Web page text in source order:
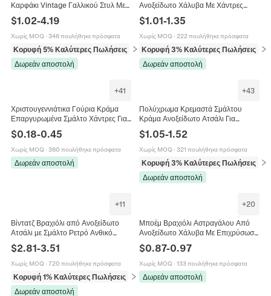
Καρφάκι Vintage Γαλλικού Στυλ Με
$1.02-4.19
Χωρίς MOQ · 346 πουλήθηκε πρόσφατα
Κορυφή 5% Καλύτερες Πωλήσεις
σε Σκουλαρίκια
Δωρεάν αποστολή
Ανοξείδωτο Χάλυβα Με Χάντρες
Κόσμημα Παραλίας Για Γυναίκες
$1.01-1.35
Χωρίς MOQ · 222 πουλήθηκε πρόσφατα
Κορυφή 3% Καλύτερες Πωλήσεις
Δωρεάν αποστολή
+41
Χριστουγεννιάτικα Γούρια Κράμα
Επαργυρωμένα Σμάλτο Χάντρες Για
DIY Βραχιόλι Κοσμήματα Άγιος
Βασίλης Χιονάνθρωπος Τάρανδος
Νιφάδα
$0.18-0.45
Χωρίς MOQ · 360 πουλήθηκε πρόσφατα
Δωρεάν αποστολή
+43
Πολύχρωμα Κρεμαστά Σμάλτου
Κράμα Ανοξείδωτο Ατσάλι Για
Κατασκευή Κοσμημάτων DIY
Σχήματα Φρούτα Φαγητό Μόδα Για
Κολιέ Βραχιόλι
$1.05-1.52
Χωρίς MOQ · 321 πουλήθηκε πρόσφατα
Κορυφή 3% Καλύτερες Πωλήσεις
σε
Δωρεάν αποστολή
+11
Βίντατζ Βραχιόλι από Ανοξείδωτο
Ατσάλι με Σμάλτο Ρετρό Ανθικό
Βραχιόλι Μανσέτα Έθνικ Κοσμήματα
Μόδας
$2.81-3.51
Χωρίς MOQ · 720 πουλήθηκε πρόσφατα
Κορυφή 1% Καλύτερες Πωλήσεις
σε Βραχιόλια
Δωρεάν αποστολή
+20
Μποέμ Βραχιόλι Αστραγάλου Από
Ανοξείδωτο Χάλυβα Με Επιχρύσωση
Ρυθμιζόμενο Κόσμημα
$0.87-0.97
Χωρίς MOQ · 133 πουλήθηκε πρόσφατα
Δωρεάν αποστολή